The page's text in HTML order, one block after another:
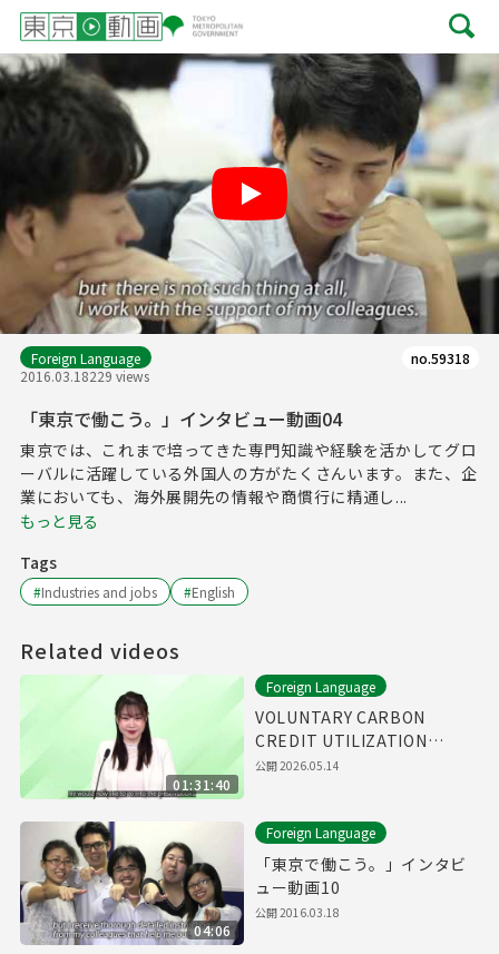
Play
Foreign Language
2016.03.18229 views
no.59318
「東京で働こう。」インタビュー動画04
東京では、これまで培ってきた専門知識や経験を活かしてグロ
ーバルに活躍している外国人の方がたくさんいます。また、企
業においても、海外展開先の情報や商慣行に精通し...
もっと見る
Tags
#Industries and jobs #English
Related videos
01:31:40
Foreign Language
VOLUNTARY CARBON
CREDIT UTILIZATION
WEBINAR
公開2026.05.14
04:06
Foreign Language
「東京で働こう。」インタビ
ュー動画10
公開2016.03.18